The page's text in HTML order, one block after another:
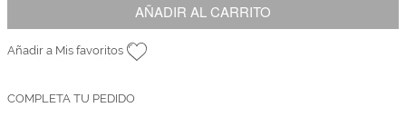
AÑADIR AL CARRITO
Añadir a Mis favoritos
COMPLETA TU PEDIDO